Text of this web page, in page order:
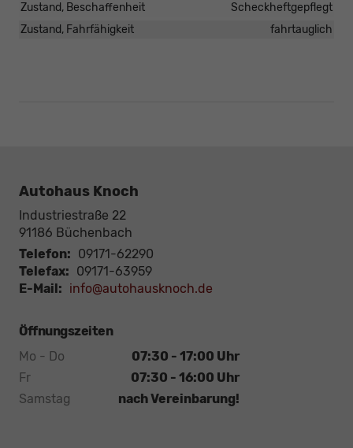
Zustand, Beschaffenheit
Scheckheftgepflegt
Zustand, Fahrfähigkeit
fahrtauglich
Autohaus Knoch
Industriestraße 22
91186 Büchenbach
Telefon: 09171-62290
Telefax: 09171-63959
E-Mail: info@autohausknoch.de
Öffnungszeiten
Mo - Do
07:30 - 17:00 Uhr
Fr
07:30 - 16:00 Uhr
Samstag
nach Vereinbarung!